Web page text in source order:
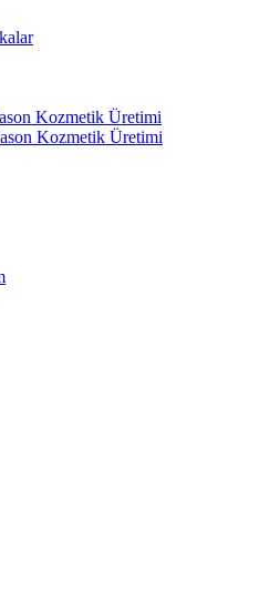
Kozmetik Üretimi
Kozmetik Üretimi